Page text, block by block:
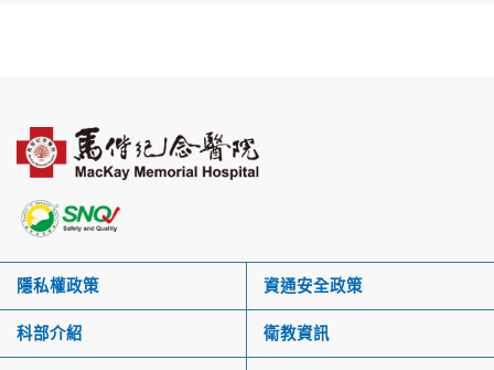
隱私權政策 資通安全政策
科部介紹 衛教資訊